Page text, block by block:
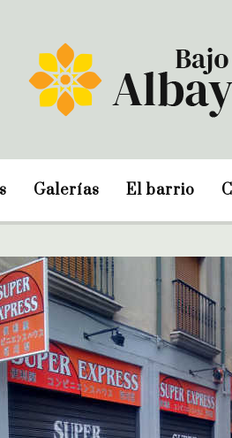
Galerías El barrio